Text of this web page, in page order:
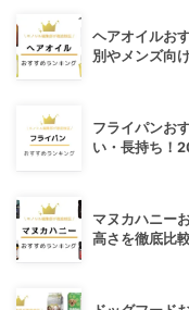
ヘアオイルお
別やメンズ向け
フライパンお
い・長持ち！
マヌカハニー
高さを徹底比